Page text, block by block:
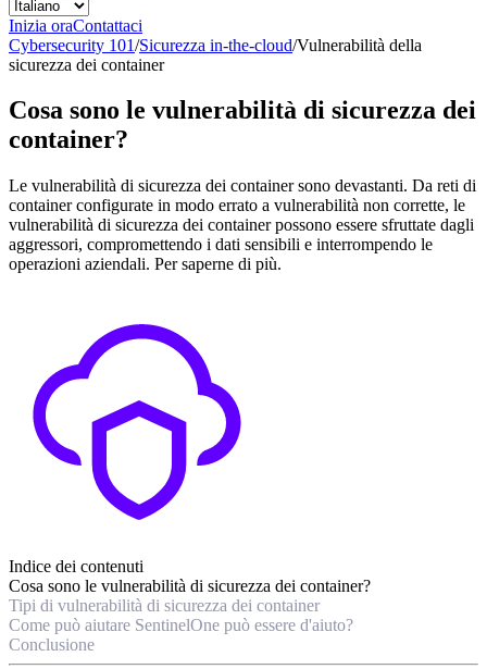
Inizia oraContattaci
Cybersecurity 101/Sicurezza in-the-cloud/Vulnerabilità della
sicurezza dei container
Cosa sono le vulnerabilità di sicurezza dei
container?
Le vulnerabilità di sicurezza dei container sono devastanti. Da reti di
container configurate in modo errato a vulnerabilità non corrette, le
vulnerabilità di sicurezza dei container possono essere sfruttate dagli
aggressori, compromettendo i dati sensibili e interrompendo le
operazioni aziendali. Per saperne di più.
Indice dei contenuti
Cosa sono le vulnerabilità di sicurezza dei container?
Tipi di vulnerabilità di sicurezza dei container
Come può aiutare SentinelOne può essere d'aiuto?
Conclusione